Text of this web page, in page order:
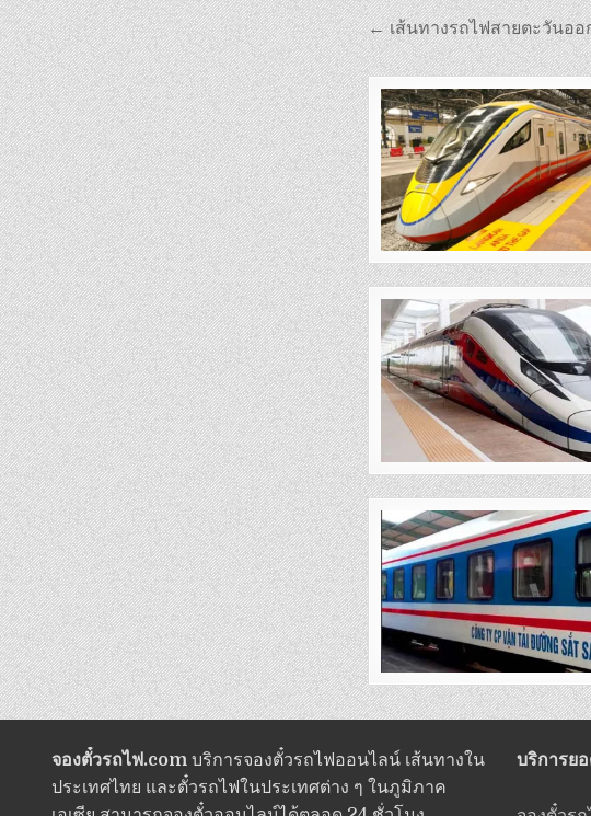
แนะแนว
เรื่อง
← เส้นทางรถไฟสายตะวันออ
จองตั๋วรถไฟ.com บริการจองตั๋วรถไฟออนไลน์ เส้นทางใน
ประเทศไทย และตั๋วรถไฟในประเทศต่าง ๆ ในภูมิภาค
บริการย